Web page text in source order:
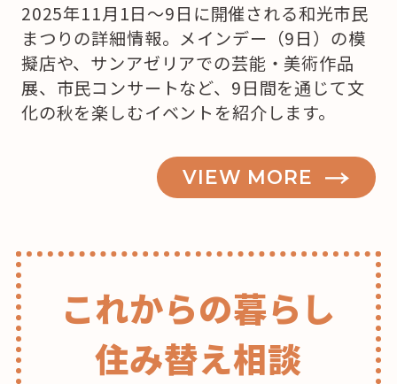
2025年11月1日～9日に開催される和光市民
まつりの詳細情報。メインデー（9日）の模
擬店や、サンアゼリアでの芸能・美術作品
展、市民コンサートなど、9日間を通じて文
化の秋を楽しむイベントを紹介します。
VIEW MORE
これからの暮らし
住み替え相談